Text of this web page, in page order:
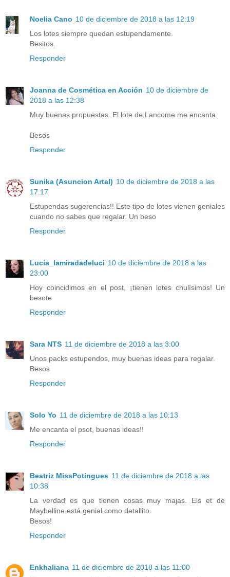
Noelia Cano 10 de diciembre de 2018 a las 12:19
Los lotes siempre quedan estupendamente.
Besitos.
Responder
Joanna de Cosmética en Acción 10 de diciembre de
2018 a las 12:38
Muy buenas propuestas. El lote de Lancome me encanta.
Besos
Responder
Sunika (Asuncion Artal) 10 de diciembre de 2018 a las
17:17
Estupendas sugerencias!! Este tipo de lotes vienen geniales
cuando no sabes que regalar. Un beso
Responder
Lucía_lamiradadeluci 10 de diciembre de 2018 a las
23:00
Hoy coincidimos en el post, ¡tienen lotes chulísimos! Un
besote
Responder
Sara NTS 11 de diciembre de 2018 a las 3:00
Unos packs estupendos, muy buenas ideas para regalar.
Besos
Responder
Solo Yo 11 de diciembre de 2018 a las 10:13
Me encanta el psot, buenas ideas!!
Responder
Beatriz MissPotingues 11 de diciembre de 2018 a las
10:38
La verdad es que tienen cosas muy majas. Els et de
Maybelline está genial como detallito.
Besos!
Responder
Enkhaliana 11 de diciembre de 2018 a las 11:00